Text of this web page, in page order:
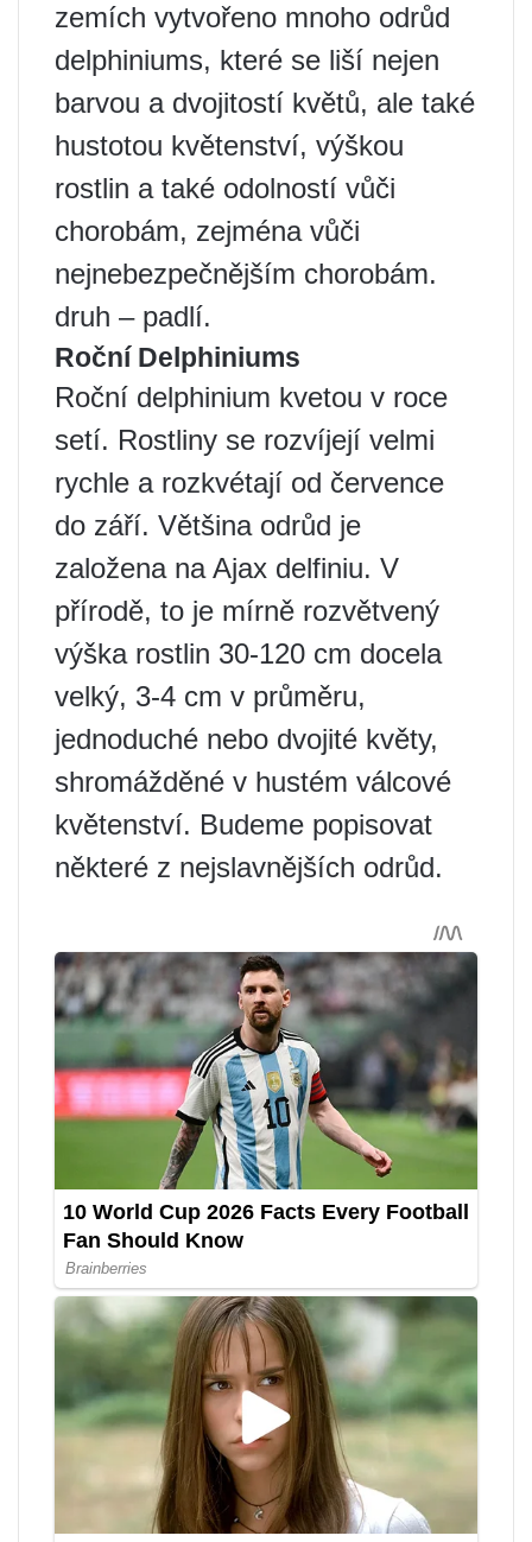
zemích vytvořeno mnoho odrůd
delphiniums, které se liší nejen
barvou a dvojitostí květů, ale také
hustotou květenství, výškou
rostlin a také odolností vůči
chorobám, zejména vůči
nejnebezpečnějším chorobám.
druh – padlí.
Roční Delphiniums
Roční delphinium kvetou v roce
setí. Rostliny se rozvíjejí velmi
rychle a rozkvétají od července
do září. Většina odrůd je
založena na Ajax delfiniu. V
přírodě, to je mírně rozvětvený
výška rostlin 30-120 cm docela
velký, 3-4 cm v průměru,
jednoduché nebo dvojité květy,
shromážděné v hustém válcové
květenství. Budeme popisovat
některé z nejslavnějších odrůd.